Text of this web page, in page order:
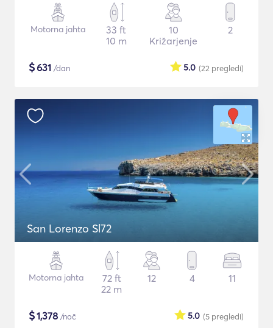
Motorna jahta
33 ft
10 m
10
Križarjenje
2
$631 /dan (22 pregledi)
5.0
San Lorenzo Sl72
Motorna jahta
72 ft
22 m
12 4 11
$1,378 /noč (5 pregledi)
5.0